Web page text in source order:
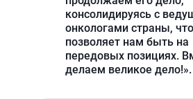
консолидируясь с
онкологами страны, что
позволяет нам быть на
передовых позициях.
делаем великое дело!».